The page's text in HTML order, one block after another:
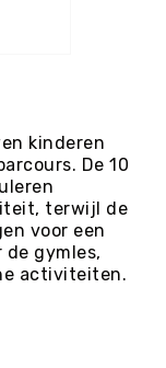
kinderen
De 10
terwijl de
voor een
de gymles,
activiteiten.